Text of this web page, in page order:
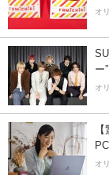
オ
ー”
オ
PC
オ